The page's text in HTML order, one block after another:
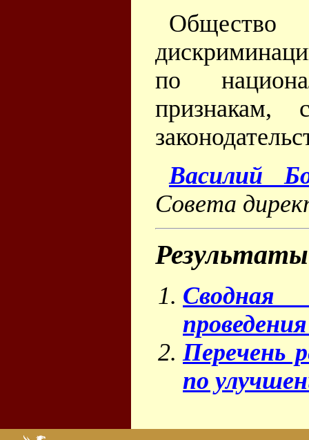
по
признакам,
Василий
Совета
Сводная
Перечень
по